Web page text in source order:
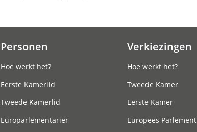
Personen
Hoe werkt het?
Eerste Kamerlid
Tweede Kamerlid
Europarlementariër
Verkiezingen
Hoe werkt het?
Tweede Kamer
Eerste Kamer
Europees Parlement